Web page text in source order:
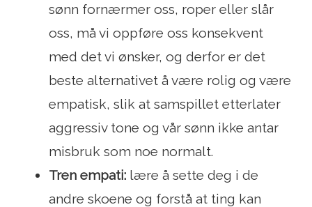
sønn fornærmer oss, roper eller slår
oss, må vi oppføre oss konsekvent
med det vi ønsker, og derfor er det
beste alternativet å være rolig og være
empatisk, slik at samspillet etterlater
aggressiv tone og vår sønn ikke antar
misbruk som noe normalt.
Tren empati: lære å sette deg i de
andre skoene og forstå at ting kan